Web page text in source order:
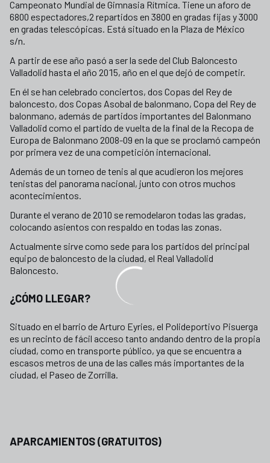
Campeonato Mundial de Gimnasia Rítmica. Tiene un aforo de
6800 espectadores,2 repartidos en 3800 en gradas fijas y 3000
en gradas telescópicas. Está situado en la Plaza de México
s/n.
A partir de ese año pasó a ser la sede del Club Baloncesto
Valladolid hasta el año 2015, año en el que dejó de competir.
En él se han celebrado conciertos, dos Copas del Rey de
baloncesto, dos Copas Asobal de balonmano, Copa del Rey de
balonmano, además de partidos importantes del Balonmano
Valladolid como el partido de vuelta de la final de la Recopa de
Europa de Balonmano 2008-09 en la que se proclamó campeón
por primera vez de una competición internacional.
Además de un torneo de tenis al que acudieron los mejores
tenistas del panorama nacional, junto con otros muchos
acontecimientos.
Durante el verano de 2010 se remodelaron todas las gradas,
colocando asientos con respaldo en todas las zonas.
Actualmente sirve como sede para los partidos del principal
equipo de baloncesto de la ciudad, el Real Valladolid
Baloncesto.
¿CÓMO LLEGAR?
Situado en el barrio de Arturo Eyries, el Polideportivo Pisuerga
es un recinto de fácil acceso tanto andando dentro de la propia
ciudad, como en transporte público, ya que se encuentra a
escasos metros de una de las calles más importantes de la
ciudad, el Paseo de Zorrilla.
APARCAMIENTOS (GRATUITOS)